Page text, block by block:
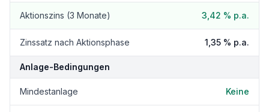
Aktionszins (3 Monate) 3,42 % p.a.
Zinssatz nach Aktionsphase 1,35 % p.a.
Anlage-Bedingungen
Mindestanlage Keine